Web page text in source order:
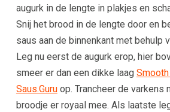
augurk in de lengte in plakjes en
Snij het brood in de lengte door en
saus aan de binnenkant met behulp
Leg nu eerst de augurk erop, hier
smeer er dan een dikke laag
Saus.Guruop. Trancheer de varkens
broodje er royaal mee. Als laatste